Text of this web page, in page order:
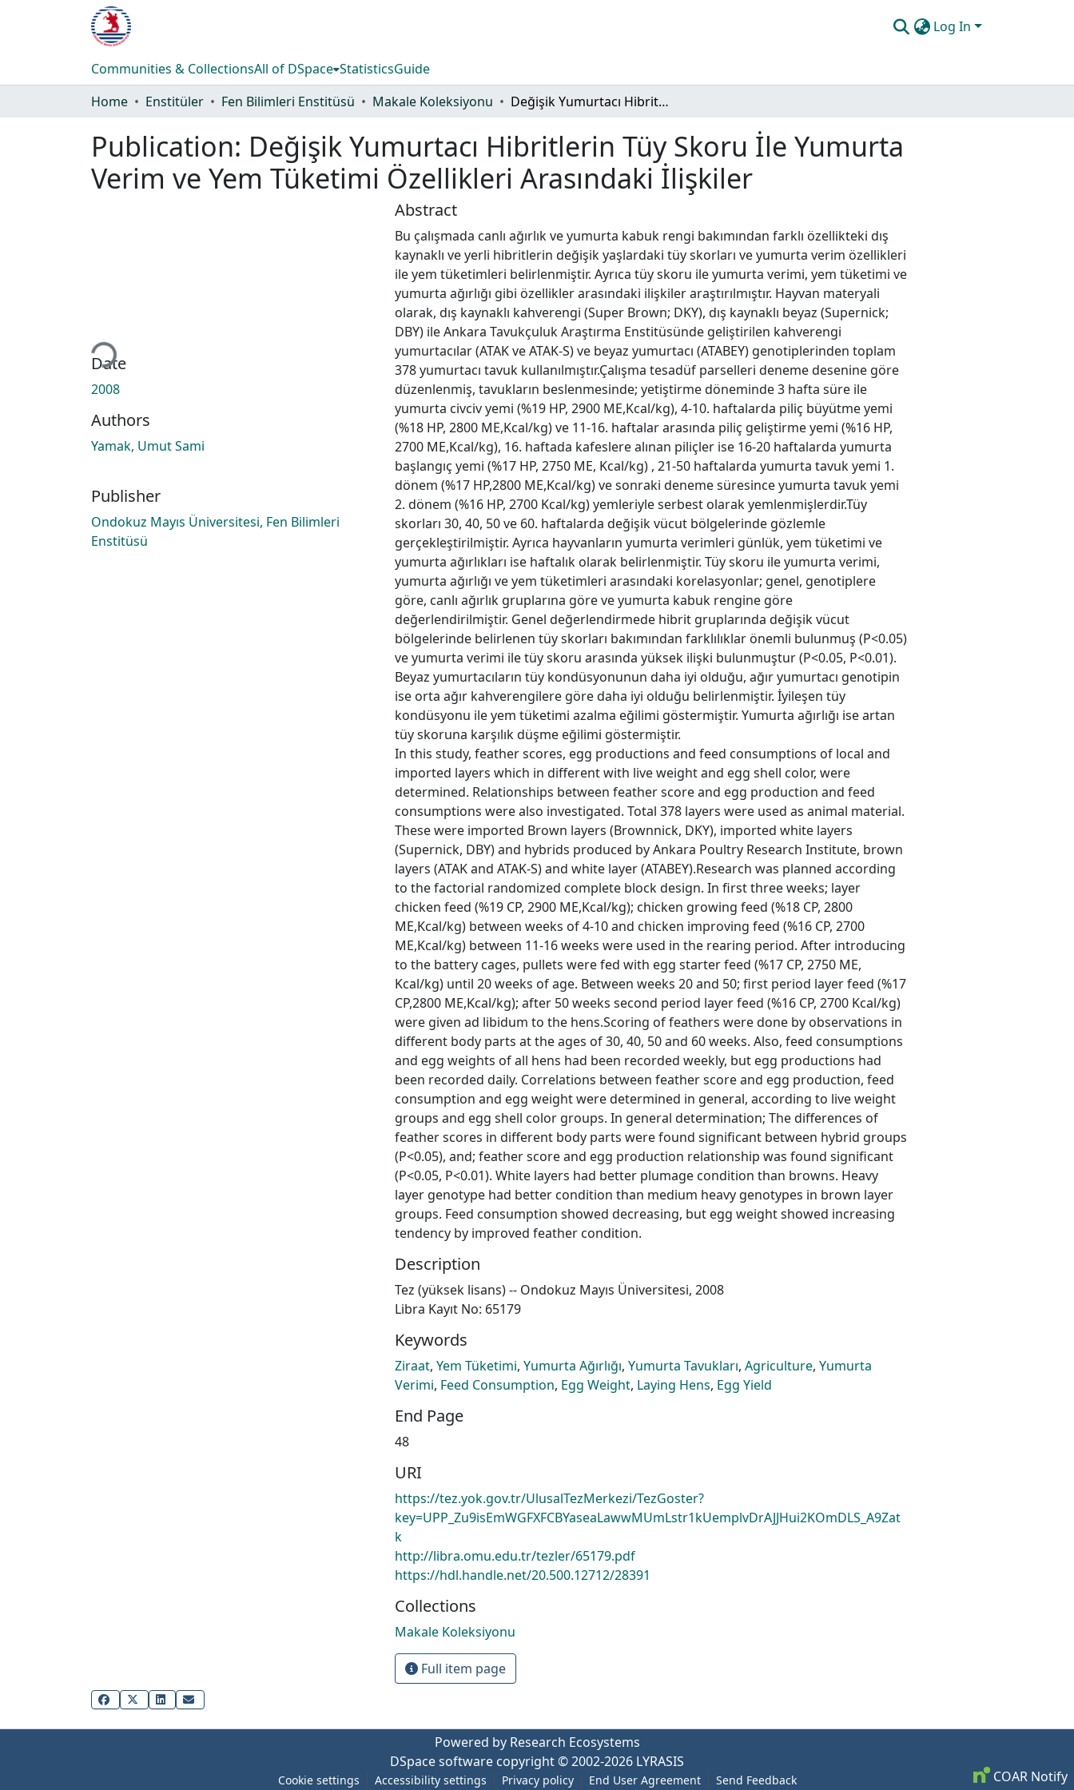
Log In
Communities & CollectionsAll of DSpace StatisticsGuide
Home
Enstitüler Fen Bilimleri Enstitüsü Makale Koleksiyonu Değişik Yumurtacı Hibritlerin Tüy Skoru İle Yumurta Verim ve Yem Tüketimi Özellikleri Arasındaki İlişkiler
Publication: Değişik Yumurtacı Hibritlerin Tüy Skoru İle Yumurta
Verim ve Yem Tüketimi Özellikleri Arasındaki İlişkiler
Loading...
Date
2008
Authors
Yamak, Umut Sami
Publisher
Ondokuz Mayıs Üniversitesi, Fen Bilimleri
Enstitüsü
Abstract
Bu çalışmada canlı ağırlık ve yumurta kabuk rengi bakımından farklı özellikteki dış
kaynaklı ve yerli hibritlerin değişik yaşlardaki tüy skorları ve yumurta verim özellikleri
ile yem tüketimleri belirlenmiştir. Ayrıca tüy skoru ile yumurta verimi, yem tüketimi ve
yumurta ağırlığı gibi özellikler arasındaki ilişkiler araştırılmıştır. Hayvan materyali
olarak, dış kaynaklı kahverengi (Super Brown; DKY), dış kaynaklı beyaz (Supernick;
DBY) ile Ankara Tavukçuluk Araştırma Enstitüsünde geliştirilen kahverengi
yumurtacılar (ATAK ve ATAK-S) ve beyaz yumurtacı (ATABEY) genotiplerinden toplam
378 yumurtacı tavuk kullanılmıştır.Çalışma tesadüf parselleri deneme desenine göre
düzenlenmiş, tavukların beslenmesinde; yetiştirme döneminde 3 hafta süre ile
yumurta civciv yemi (%19 HP, 2900 ME,Kcal/kg), 4-10. haftalarda piliç büyütme yemi
(%18 HP, 2800 ME,Kcal/kg) ve 11-16. haftalar arasında piliç geliştirme yemi (%16 HP,
2700 ME,Kcal/kg), 16. haftada kafeslere alınan piliçler ise 16-20 haftalarda yumurta
başlangıç yemi (%17 HP, 2750 ME, Kcal/kg) , 21-50 haftalarda yumurta tavuk yemi 1.
dönem (%17 HP,2800 ME,Kcal/kg) ve sonraki deneme süresince yumurta tavuk yemi
2. dönem (%16 HP, 2700 Kcal/kg) yemleriyle serbest olarak yemlenmişlerdir.Tüy
skorları 30, 40, 50 ve 60. haftalarda değişik vücut bölgelerinde gözlemle
gerçekleştirilmiştir. Ayrıca hayvanların yumurta verimleri günlük, yem tüketimi ve
yumurta ağırlıkları ise haftalık olarak belirlenmiştir. Tüy skoru ile yumurta verimi,
yumurta ağırlığı ve yem tüketimleri arasındaki korelasyonlar; genel, genotiplere
göre, canlı ağırlık gruplarına göre ve yumurta kabuk rengine göre
değerlendirilmiştir. Genel değerlendirmede hibrit gruplarında değişik vücut
bölgelerinde belirlenen tüy skorları bakımından farklılıklar önemli bulunmuş (P<0.05)
ve yumurta verimi ile tüy skoru arasında yüksek ilişki bulunmuştur (P<0.05, P<0.01).
Beyaz yumurtacıların tüy kondüsyonunun daha iyi olduğu, ağır yumurtacı genotipin
ise orta ağır kahverengilere göre daha iyi olduğu belirlenmiştir. İyileşen tüy
kondüsyonu ile yem tüketimi azalma eğilimi göstermiştir. Yumurta ağırlığı ise artan
tüy skoruna karşılık düşme eğilimi göstermiştir.
In this study, feather scores, egg productions and feed consumptions of local and
imported layers which in different with live weight and egg shell color, were
determined. Relationships between feather score and egg production and feed
consumptions were also investigated. Total 378 layers were used as animal material.
These were imported Brown layers (Brownnick, DKY), imported white layers
(Supernick, DBY) and hybrids produced by Ankara Poultry Research Institute, brown
layers (ATAK and ATAK-S) and white layer (ATABEY).Research was planned according
to the factorial randomized complete block design. In first three weeks; layer
chicken feed (%19 CP, 2900 ME,Kcal/kg); chicken growing feed (%18 CP, 2800
ME,Kcal/kg) between weeks of 4-10 and chicken improving feed (%16 CP, 2700
ME,Kcal/kg) between 11-16 weeks were used in the rearing period. After introducing
to the battery cages, pullets were fed with egg starter feed (%17 CP, 2750 ME,
Kcal/kg) until 20 weeks of age. Between weeks 20 and 50; first period layer feed (%17
CP,2800 ME,Kcal/kg); after 50 weeks second period layer feed (%16 CP, 2700 Kcal/kg)
were given ad libidum to the hens.Scoring of feathers were done by observations in
different body parts at the ages of 30, 40, 50 and 60 weeks. Also, feed consumptions
and egg weights of all hens had been recorded weekly, but egg productions had
been recorded daily. Correlations between feather score and egg production, feed
consumption and egg weight were determined in general, according to live weight
groups and egg shell color groups. In general determination; The differences of
feather scores in different body parts were found significant between hybrid groups
(P<0.05), and; feather score and egg production relationship was found significant
(P<0.05, P<0.01). White layers had better plumage condition than browns. Heavy
layer genotype had better condition than medium heavy genotypes in brown layer
groups. Feed consumption showed decreasing, but egg weight showed increasing
tendency by improved feather condition.
Description
Tez (yüksek lisans) -- Ondokuz Mayıs Üniversitesi, 2008
Libra Kayıt No: 65179
Keywords
Ziraat, Yem Tüketimi, Yumurta Ağırlığı, Yumurta Tavukları, Agriculture, Yumurta
Verimi, Feed Consumption, Egg Weight, Laying Hens, Egg Yield
End Page
48
URI
https://tez.yok.gov.tr/UlusalTezMerkezi/TezGoster?
key=UPP_Zu9isEmWGFXFCBYaseaLawwMUmLstr1kUemplvDrAJJHui2KOmDLS_A9Zat
k
http://libra.omu.edu.tr/tezler/65179.pdf
https://hdl.handle.net/20.500.12712/28391
Collections
Makale Koleksiyonu
Full item page
Powered by Research Ecosystems
DSpace software copyright © 2002-2026 LYRASIS
Cookie settings Accessibility settings Privacy policy End User Agreement Send Feedback COAR Notify